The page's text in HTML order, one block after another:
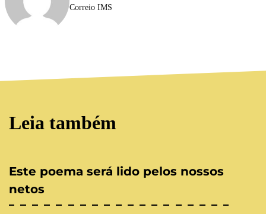
Correio IMS
Leia também
Este poema será lido pelos nossos
netos